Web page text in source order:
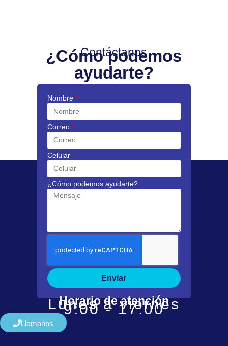
Contáctanos
¿Cómo podemos
ayudarte?
Nombre
Correo
Celular
¿Cómo podemos ayudarte?
Enviar
Horario de atención
Lunes a viernes
9:00 - 17:00
Llamanos